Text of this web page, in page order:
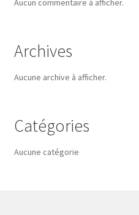
Aucun commentaire à afficher.
Archives
Aucune archive à afficher.
Catégories
Aucune catégorie